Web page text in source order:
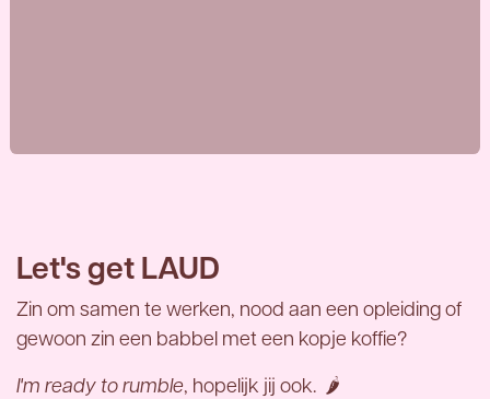
Let's get LAUD
Zin om samen te werken, nood aan een opleiding of
gewoon zin een babbel met een kopje koffie?
I'm ready to rumble, hopelijk jij ook. 🌶️